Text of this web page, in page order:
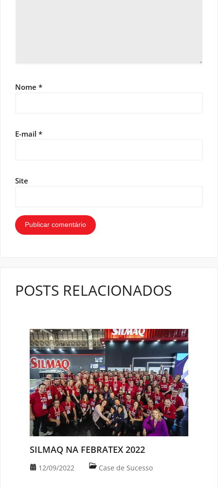
Nome *
E-mail *
Site
POSTS RELACIONADOS
SILMAQ NA FEBRATEX 2022
12/09/2022 Case de Sucesso